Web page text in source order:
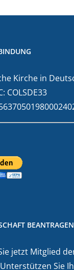
Kirche in
COLSDE33
BEANTRAGEN
jetzt Mitglied
Sie